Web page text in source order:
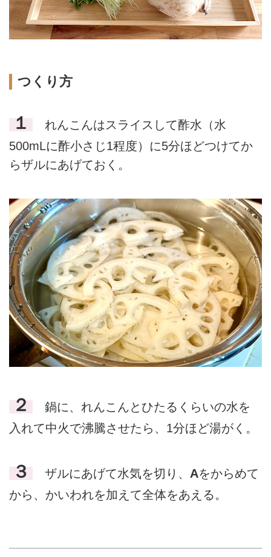
つくり方
１
れんこんはスライスして酢水（水
500mLに酢小さじ1程度）に5分ほどつけてか
らザルにあげておく。
２
鍋に、れんこんとひたるくらいの水を
入れて中火で沸騰させたら、1分ほど湯がく。
３ ザルにあげて水気を切り、 Aをからめて
から、かいわれを加えて全体をあえる。